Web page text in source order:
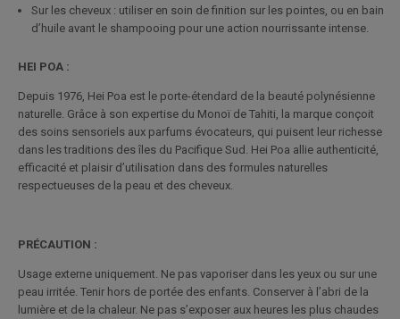
Sur les cheveux : utiliser en soin de finition sur les pointes, ou en bain
d’huile avant le shampooing pour une action nourrissante intense.
HEI POA :
Depuis 1976, Hei Poa est le porte-étendard de la beauté polynésienne
naturelle. Grâce à son expertise du Monoï de Tahiti, la marque conçoit
des soins sensoriels aux parfums évocateurs, qui puisent leur richesse
dans les traditions des îles du Pacifique Sud. Hei Poa allie authenticité,
efficacité et plaisir d’utilisation dans des formules naturelles
respectueuses de la peau et des cheveux.
PRÉCAUTION :
Usage externe uniquement. Ne pas vaporiser dans les yeux ou sur une
peau irritée. Tenir hors de portée des enfants. Conserver à l’abri de la
lumière et de la chaleur. Ne pas s’exposer aux heures les plus chaudes